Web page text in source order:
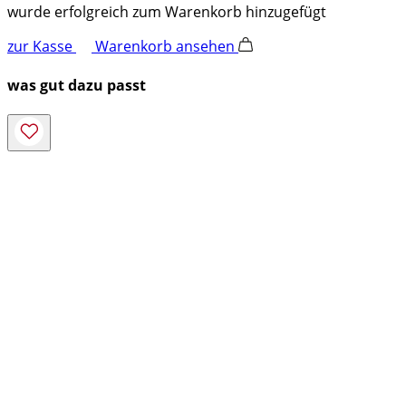
wurde erfolgreich zum Warenkorb hinzugefügt
zur Kasse
Warenkorb ansehen
was gut dazu passt